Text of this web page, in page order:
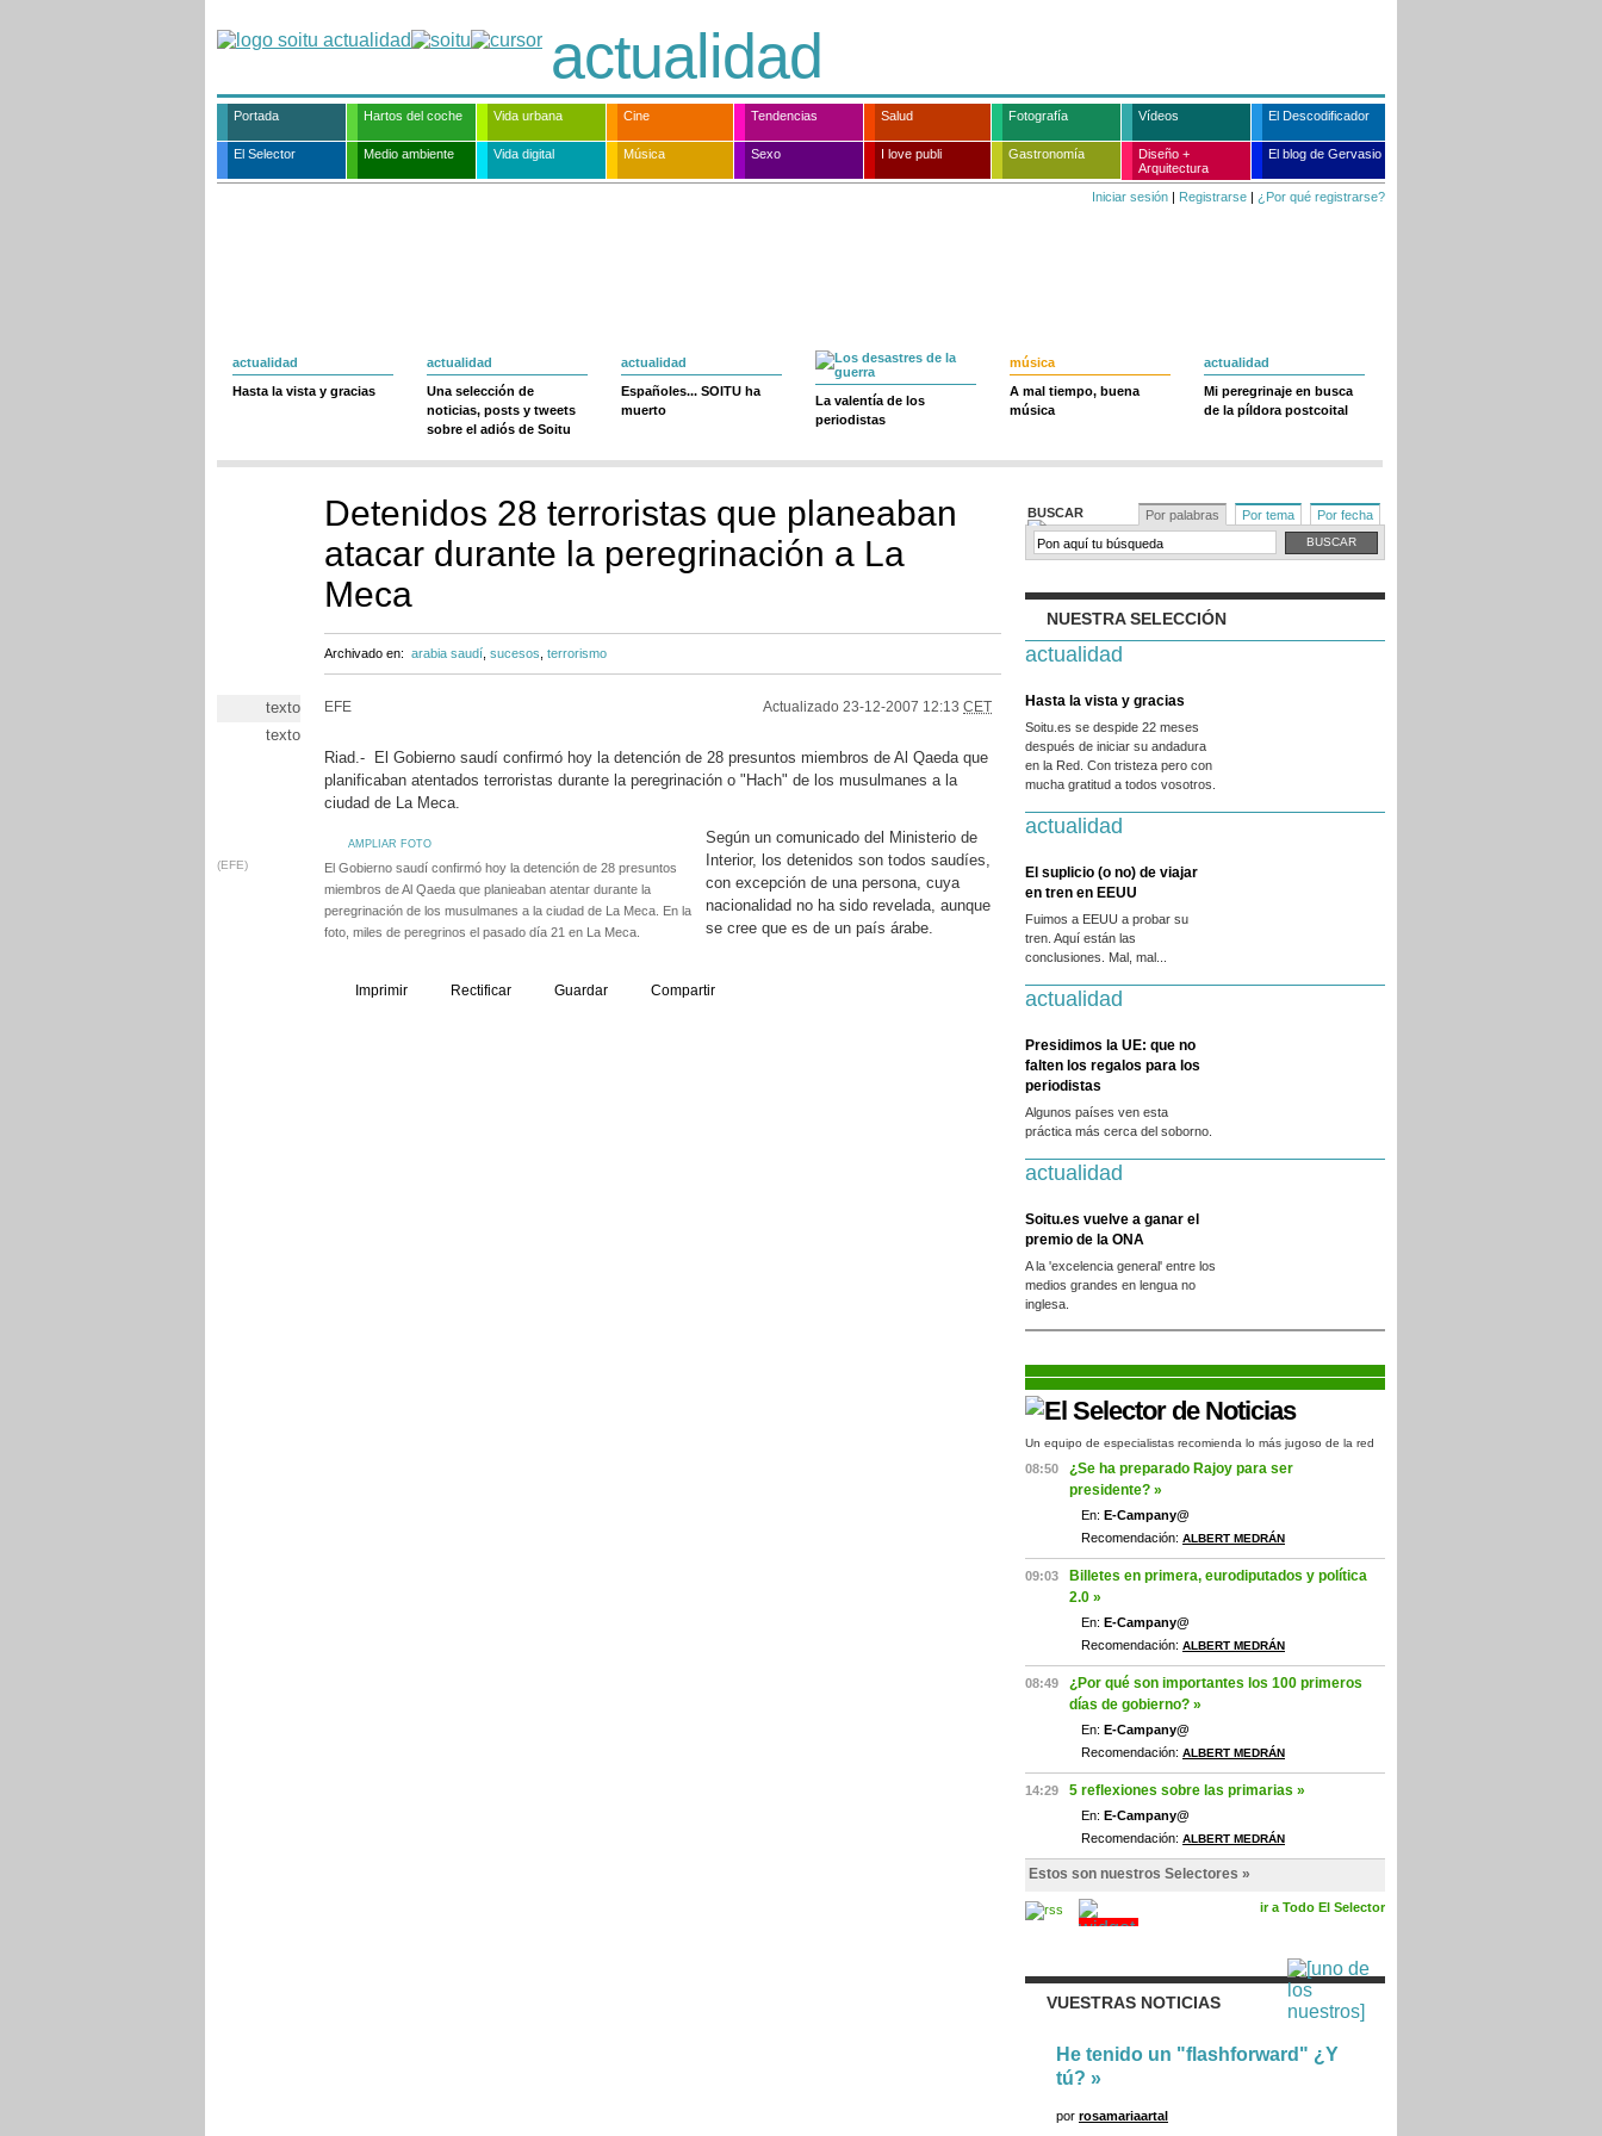
actualidad
Portada Hartos del coche Vida urbana Cine Tendencias Salud Fotografía Vídeos El Descodificador
El Selector Medio ambiente Vida digital Música Sexo I love publi Gastronomía
Diseño +
Arquitectura
El blog de Gervasio
Iniciar sesión | Registrarse | ¿Por qué registrarse?
actualidad
Hasta la vista y gracias
actualidad
Una selección de
noticias, posts y tweets
sobre el adiós de Soitu
actualidad
Españoles... SOITU ha
muerto
La valentía de los
periodistas
música
A mal tiempo, buena
música
actualidad
Mi peregrinaje en busca
de la píldora postcoital
Detenidos 28 terroristas que planeaban
atacar durante la peregrinación a La
Meca
Archivado en: arabia saudí sucesos terrorismo
texto
texto
EFE Actualizado 23-12-2007 12:13 CET
Riad.- El Gobierno saudí confirmó hoy la detención de 28 presuntos miembros de Al Qaeda que
planificaban atentados terroristas durante la peregrinación o "Hach" de los musulmanes a la
ciudad de La Meca.
AMPLIAR FOTO
(EFE)
El Gobierno saudí confirmó hoy la detención de 28 presuntos
miembros de Al Qaeda que planieaban atentar durante la
peregrinación de los musulmanes a la ciudad de La Meca. En la
foto, miles de peregrinos el pasado día 21 en La Meca.
Según un comunicado del Ministerio de
Interior, los detenidos son todos saudíes,
con excepción de una persona, cuya
nacionalidad no ha sido revelada, aunque
se cree que es de un país árabe.
Imprimir Rectificar Guardar Compartir
BUSCAR Por palabras Por tema Por fecha
NUESTRA SELECCIÓN
actualidad
Hasta la vista y gracias
Soitu.es se despide 22 meses
después de iniciar su andadura
en la Red. Con tristeza pero con
mucha gratitud a todos vosotros.
actualidad
El suplicio (o no) de viajar
en tren en EEUU
Fuimos a EEUU a probar su
tren. Aquí están las
conclusiones. Mal, mal...
actualidad
Presidimos la UE: que no
falten los regalos para los
periodistas
Algunos países ven esta
práctica más cerca del soborno.
actualidad
Soitu.es vuelve a ganar el
premio de la ONA
A la 'excelencia general' entre los
medios grandes en lengua no
inglesa.
Un equipo de especialistas recomienda lo más jugoso de la red
08:50
¿Se ha preparado Rajoy para ser
presidente? »
En: E-Campany@
Recomendación: ALBERT MEDRÁN
09:03
Billetes en primera, eurodiputados y política
2.0 »
En: E-Campany@
Recomendación: ALBERT MEDRÁN
08:49
¿Por qué son importantes los 100 primeros
días de gobierno? »
En: E-Campany@
Recomendación: ALBERT MEDRÁN
14:29 5 reflexiones sobre las primarias »
En: E-Campany@
Recomendación: ALBERT MEDRÁN
Estos son nuestros Selectores »
ir a Todo El Selector
VUESTRAS NOTICIAS
He tenido un "flashforward" ¿Y
tú? »
por rosamariaartal